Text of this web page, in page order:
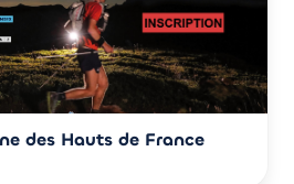
des Hauts de France